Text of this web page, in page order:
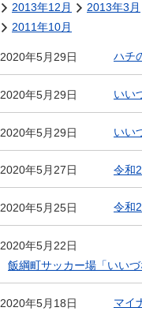
2013年12月
2013年3月
2011年10月
2020年5月29日 ハチ
2020年5月29日 いい
2020年5月29日 いい
2020年5月27日 令和
2020年5月25日 令和
2020年5月22日
飯綱町サッカー場「いい
2020年5月18日 マイ